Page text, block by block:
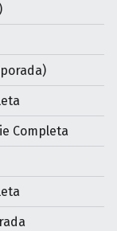
Completa